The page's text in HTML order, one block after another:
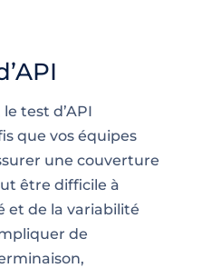
test d’API
que vos équipes
une couverture
être difficile à
et de la variabilité
de